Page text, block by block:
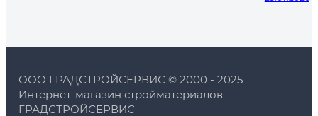
ООО ГРАДСТРОЙСЕРВИС © 2000 - 2025
Интернет-магазин стройматериалов
ГРАДСТРОЙСЕРВИС